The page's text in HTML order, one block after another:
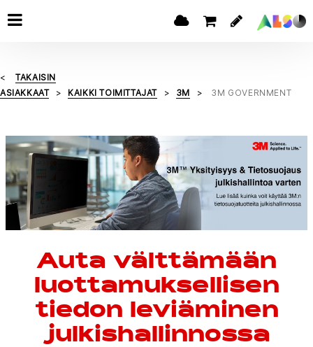
TAKAISIN
ASIAKKAAT
KAIKKI TOIMITTAJAT 3M 3M GOVERNMENT
Auta välttämään
luottamuksellisen
tiedon leviäminen
julkishallinnossa